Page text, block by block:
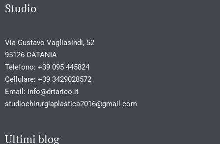
Studio
Via Gustavo Vagliasindi, 52
95126 CATANIA
Telefono: +39 095 445824
Cellulare: +39 3429028572
Email: info@drtarico.it
studiochirurgiaplastica2016@gmail.com
Ultimi blog